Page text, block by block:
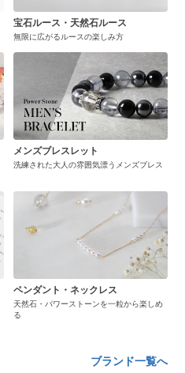
宝石ルース・天然石ルース
無限に広がるルースの楽しみ方
メンズブレスレット
洗練された大人の雰囲気漂うメンズブレス
ペンダント・ネックレス
天然石・パワーストーンを一粒から楽しめ
る
ブランド一覧へ